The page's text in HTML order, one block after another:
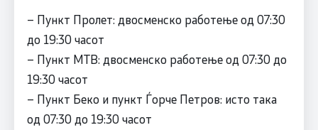
– Пункт Пролет: двосменско работење од 07:30
до 19:30 часот
– Пункт МТВ: двосменско работење од 07:30 до
19:30 часот
– Пункт Беко и пункт Ѓорче Петров: исто така
од 07:30 до 19:30 часот